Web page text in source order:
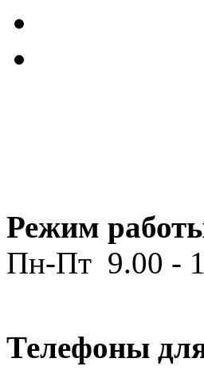
Режим
Пн-Пт 9.00 -
Телефоны